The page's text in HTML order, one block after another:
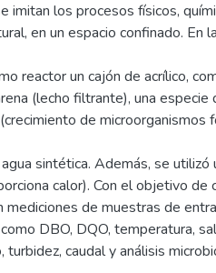
imitan los procesos físicos,
en un espacio confinado. En
reactor un cajón de acrílico,
(lecho filtrante), una especie
de microorganismos
sintética. Además, se utilizó
calor). Con el objetivo de
mediciones de muestras de
DBO, DQO, temperatura,
turbidez, caudal y análisis